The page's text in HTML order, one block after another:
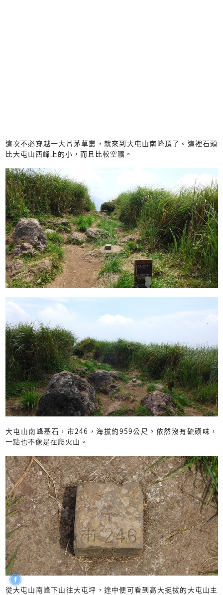
這次不必穿越一大片茅草叢，就來到大屯山南峰頂了。這裡石頭
比大屯山西峰上的小，而且比較空曠。
大屯山南峰基石，市246，海拔約959公尺。依然沒有硫磺味，
一點也不像是在爬火山。
從大屯山南峰下山往大屯坪，途中便可看到高大挺拔的大屯山主